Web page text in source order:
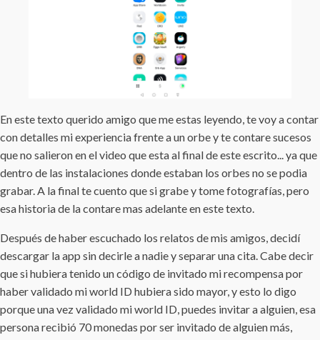
En este texto querido amigo que me estas leyendo, te voy a contar
con detalles mi experiencia frente a un orbe y te contare sucesos
que no salieron en el video que esta al final de este escrito... ya que
dentro de las instalaciones donde estaban los orbes no se podia
grabar. A la final te cuento que si grabe y tome fotografías, pero
esa historia de la contare mas adelante en este texto.
Después de haber escuchado los relatos de mis amigos, decidí
descargar la app sin decirle a nadie y separar una cita. Cabe decir
que si hubiera tenido un código de invitado mi recompensa por
haber validado mi world ID hubiera sido mayor, y esto lo digo
porque una vez validado mi world ID, puedes invitar a alguien, esa
persona recibió 70 monedas por ser invitado de alguien más,